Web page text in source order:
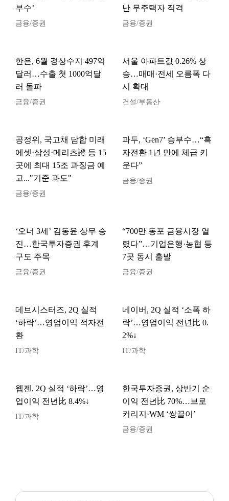
부수’
금융/증권
난 무주택자 직격
금융/증권
한은, 6월 경상수지 497억
달러…수출 첫 1000억달
러 돌파
금융/증권
서울 아파트값 0.26% 상
승…매매·전세 오름폭 다
시 확대
건설/부동산
공정위, 국고채 담합 미래
에셋·삼성·메리츠證 등 15
곳에 최대 15조 과징금 예
고..."기준 과도"
금융/증권
파두, ‘Gen7’ 승부수…“흑
자전환 1년 만에 체급 키
운다”
금융/증권
‘오너 3세’ 김동윤 상무 승
진…한국투자증권 후계
구도 주목
금융/증권
“700만 동포 금융시장 열
렸다”…기업은행·농협 등
7곳 동시 출발
금융/증권
데브시스터즈, 2Q 실적
‘하락’…영업이익 적자전
환
IT/과학
네이버, 2Q 실적 ‘소폭 하
락’…영업이익 전년比 0.
2%↓
IT/과학
웹젠, 2Q 실적 ‘하락’…영
업이익 전년比 8.4%↓
IT/과학
한국투자증권, 상반기 순
이익 전년比 70%…브로
커리지·WM ‘쌍끌이’
금융/증권